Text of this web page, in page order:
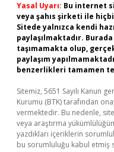
Yasal Uyarı: Bu internet
veya şahıs şirketi ile
Sitede yalnızca kendi
paylaşılmaktadır.
taşımamakta olup,
paylaşım
benzerlikleri tamamen
Sitemiz, 5651 Sayılı Kanun
Kurumu (BTK) tarafından
vermektedir. Bu nedenle,
veya araştırma
yazdıkları içeriklerin
bu sorumluluğu kabul etmiş